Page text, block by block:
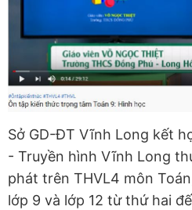
Sở GD-ĐT Vĩnh Long kết
- Truyền hình Vĩnh Long
phát trên THVL4 môn
lớp 9 và lớp 12 từ thứ hai